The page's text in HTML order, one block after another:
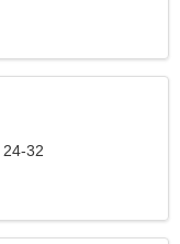
24-32